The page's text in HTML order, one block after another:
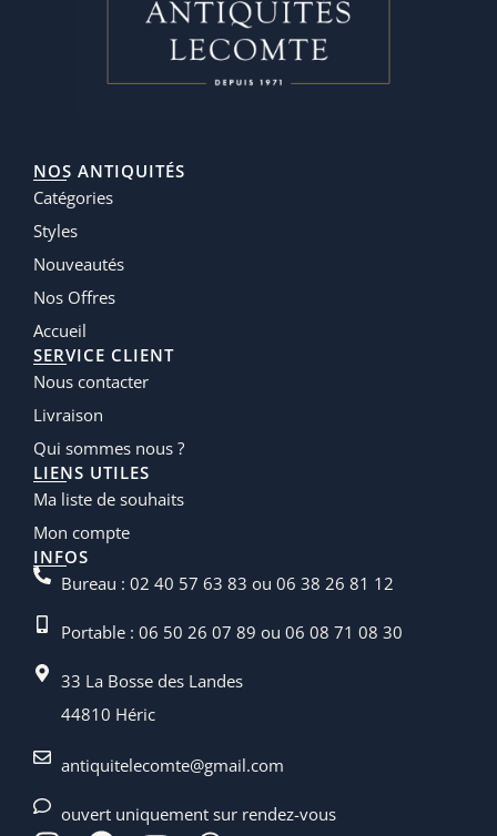
NOS ANTIQUITÉS
Catégories
Styles
Nouveautés
Nos Offres
Accueil
SERVICE CLIENT
Nous contacter
Livraison
Qui sommes nous ?
LIENS UTILES
Ma liste de souhaits
Mon compte
INFOS
Bureau : 02 40 57 63 83 ou 06 38 26 81 12
Portable : 06 50 26 07 89 ou 06 08 71 08 30
33 La Bosse des Landes
44810 Héric
antiquitelecomte@gmail.com
ouvert uniquement sur rendez-vous